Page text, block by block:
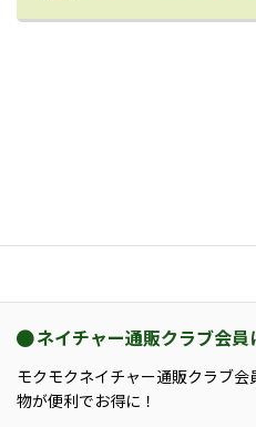
ネイチャー通販クラブ会員
モクモクネイチャー通販クラブ
物が便利でお得に！